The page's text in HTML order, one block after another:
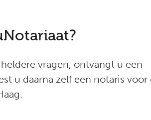
vragen, ontvangt u een
u daarna zelf een notaris voor